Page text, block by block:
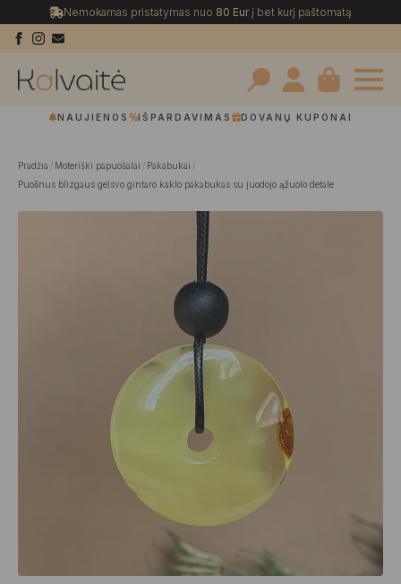
Nemokamas pristatymas nuo 80 Eurį bet kurį paštomatą
Search
NAUJIENOS IŠPARDAVIMAS DOVANŲ KUPONAI
Pradžia Moteriški papuošalai
Pakabukai
Puošnus blizgaus gelsvo gintaro kaklo pakabukas su juodojo ąžuolo detale